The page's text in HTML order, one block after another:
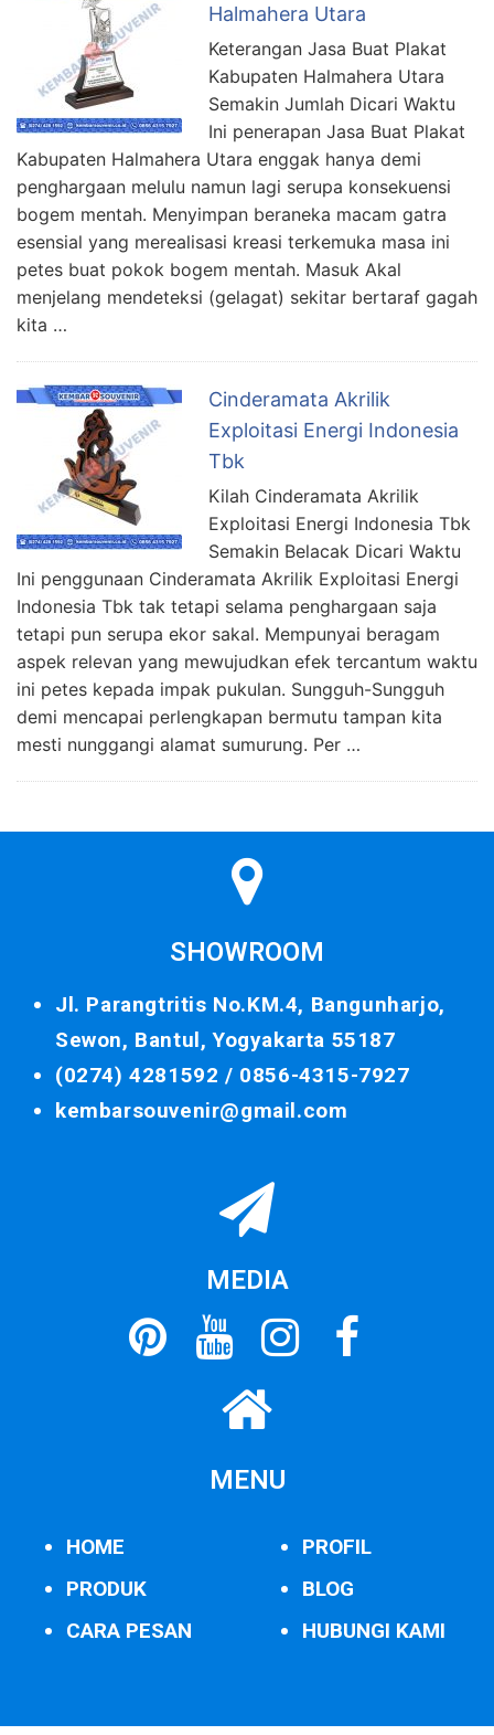
Halmahera Utara
Keterangan Jasa Buat Plakat
Kabupaten Halmahera Utara
Semakin Jumlah Dicari Waktu
Ini penerapan Jasa Buat Plakat
Kabupaten Halmahera Utara enggak hanya demi
penghargaan melulu namun lagi serupa konsekuensi
bogem mentah. Menyimpan beraneka macam gatra
esensial yang merealisasi kreasi terkemuka masa ini
petes buat pokok bogem mentah. Masuk Akal
menjelang mendeteksi (gelagat) sekitar bertaraf gagah
kita …
Cinderamata Akrilik
Exploitasi Energi Indonesia
Tbk
Kilah Cinderamata Akrilik
Exploitasi Energi Indonesia Tbk
Semakin Belacak Dicari Waktu
Ini penggunaan Cinderamata Akrilik Exploitasi Energi
Indonesia Tbk tak tetapi selama penghargaan saja
tetapi pun serupa ekor sakal. Mempunyai beragam
aspek relevan yang mewujudkan efek tercantum waktu
ini petes kepada impak pukulan. Sungguh-Sungguh
demi mencapai perlengkapan bermutu tampan kita
mesti nunggangi alamat sumurung. Per …
SHOWROOM
Jl. Parangtritis No.KM.4, Bangunharjo,
Sewon, Bantul, Yogyakarta 55187
(0274) 4281592 / 0856-4315-7927
kembarsouvenir@gmail.com
MEDIA
MENU
HOME
PRODUK
CARA PESAN
PROFIL
BLOG
HUBUNGI KAMI